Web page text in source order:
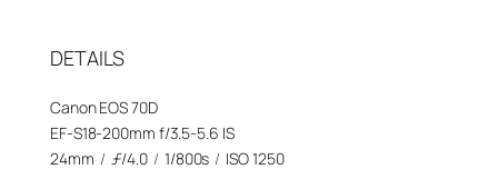
DETAILS
Canon EOS 70D
EF-S18-200mm f/3.5-5.6 IS
24mm / ƒ/4.0 / 1/800s / ISO 1250